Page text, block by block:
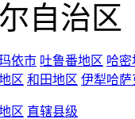
自治区
依市 吐鲁番地区 哈密
区 和田地区 伊犁哈萨
区 直辖县级